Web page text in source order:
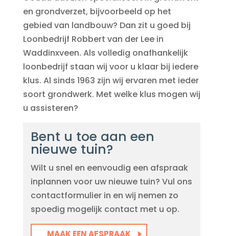
en grondverzet, bijvoorbeeld op het
gebied van landbouw? Dan zit u goed bij
Loonbedrijf Robbert van der Lee in
Waddinxveen. Als volledig onafhankelijk
loonbedrijf staan wij voor u klaar bij iedere
klus. Al sinds 1963 zijn wij ervaren met ieder
soort grondwerk. Met welke klus mogen wij
u assisteren?
Bent u toe aan een
nieuwe tuin?
Wilt u snel en eenvoudig een afspraak
inplannen voor uw nieuwe tuin? Vul ons
contactformulier in en wij nemen zo
spoedig mogelijk contact met u op.
MAAK EEN AFSPRAAK